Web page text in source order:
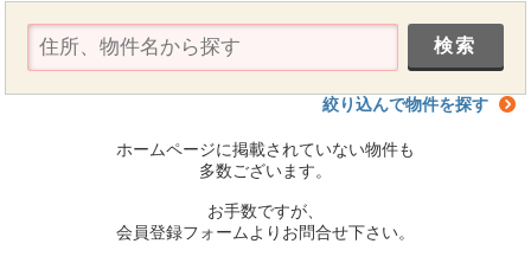
絞り込んで物件を探す
ホームページに掲載されていない物件も
多数ございます。
お手数ですが、
会員登録フォームよりお問合せ下さい。